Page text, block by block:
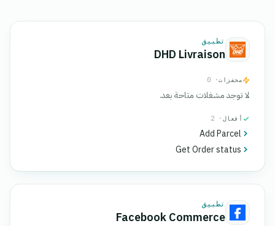
تطبيق
DHD Livraison
محفزات· 0
لا توجد مشغلات متاحة بعد.
أفعال · 2
Add Parcel
Get Order status
تطبيق
Facebook Commerce